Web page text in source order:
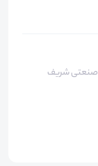
صنعتی شریف